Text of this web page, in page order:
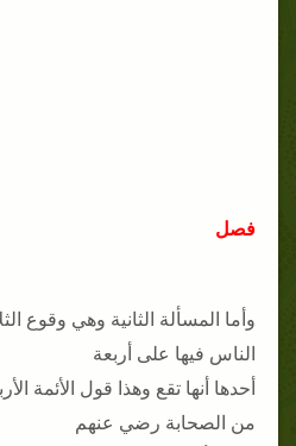
فصل
وأما المسألة الثانية وهي وقوع
الناس فيها على أربعة
أحدها أنها تقع وهذا قول الأئمة
من الصحابة رضي عنهم